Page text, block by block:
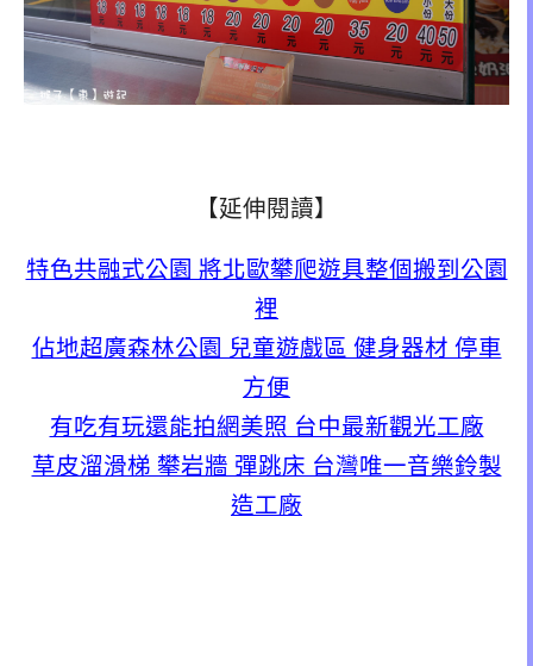
【延伸閱讀】
特色共融式公園 將北歐攀爬遊具整個搬到公園
裡
佔地超廣森林公園 兒童遊戲區 健身器材 停車
方便
有吃有玩還能拍網美照 台中最新觀光工廠
草皮溜滑梯 攀岩牆 彈跳床 台灣唯一音樂鈴製
造工廠